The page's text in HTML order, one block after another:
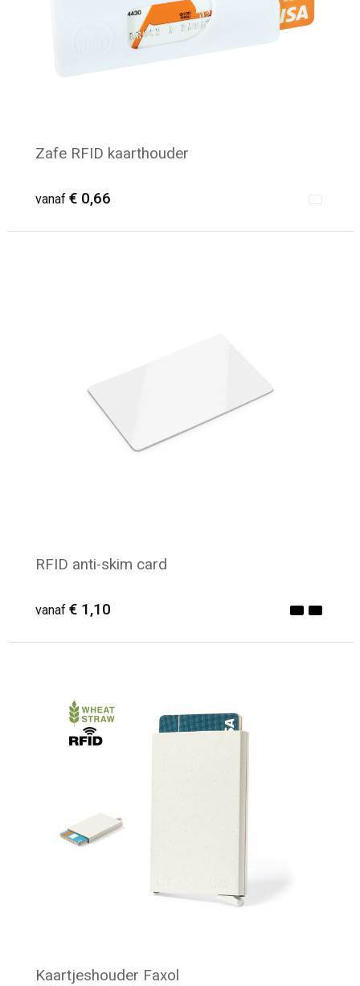
Zafe RFID kaarthouder
vanaf € 0,66
RFID anti-skim card
vanaf € 1,10
Minimale afname: 68
Kaartjeshouder Faxol